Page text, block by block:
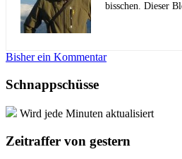
bisschen. Dieser
Bisher ein Kommentar
Schnappschüsse
Wird jede Minuten aktualisiert
Zeitraffer von gestern